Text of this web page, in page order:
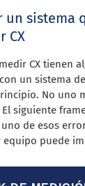
un sistema
CX
CX tienen
un sistema
No uno
siguiente
de esos
puede